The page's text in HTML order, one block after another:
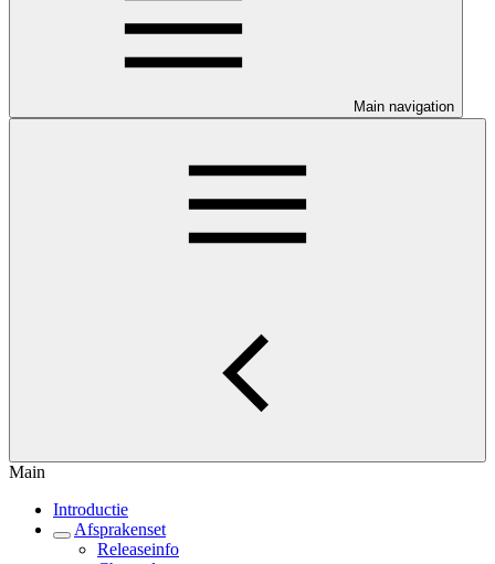
Main navigation
Main
Introductie
Afsprakenset
Releaseinfo